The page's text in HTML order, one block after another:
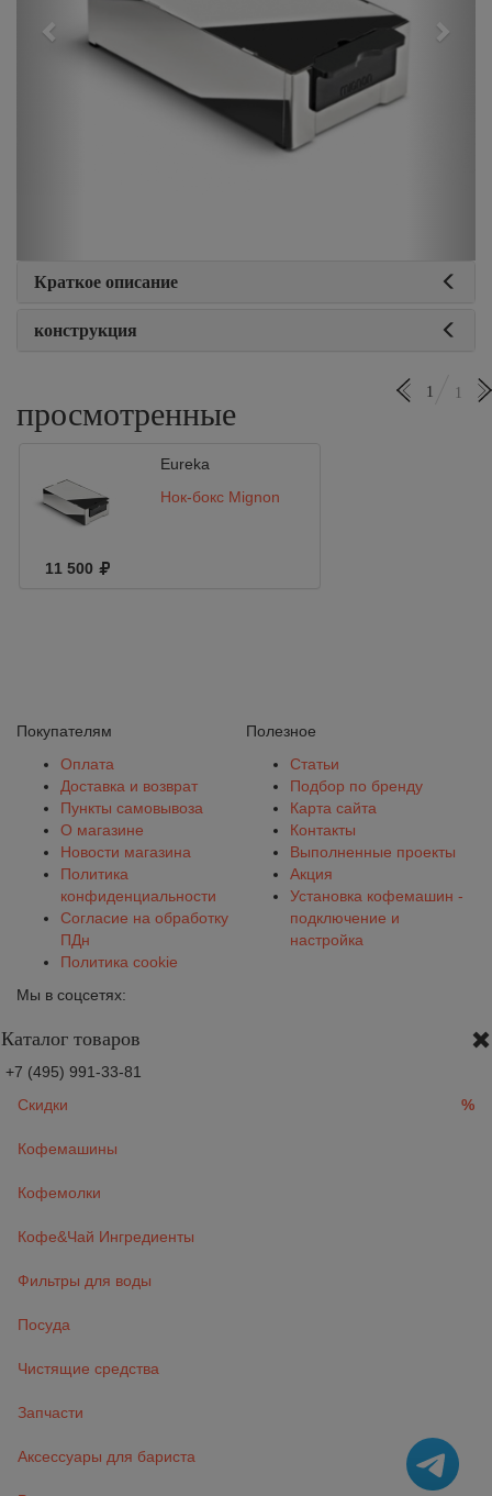
Краткое описание
конструкция
просмотренные
1 1
Eureka
Нок-бокс Mignon
11 500
Покупателям
Оплата
Доставка и возврат
Пункты самовывоза
О магазине
Новости магазина
Политика
конфиденциальности
Согласие на обработку
ПДн
Политика cookie
Полезное
Статьи
Подбор по бренду
Карта сайта
Контакты
Выполненные проекты
Акция
Установка кофемашин -
подключение и
настройка
Мы в соцсетях:
Каталог товаров
+7 (495) 991-33-81
Скидки
%
Кофемашины
Кофемолки
Кофе&Чай Ингредиенты
Фильтры для воды
Посуда
Чистящие средства
Запчасти
Аксессуары для бариста